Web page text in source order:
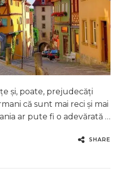
și, poate, prejudecăți
că sunt mai reci și mai
ar pute fi o adevărată …
SHARE